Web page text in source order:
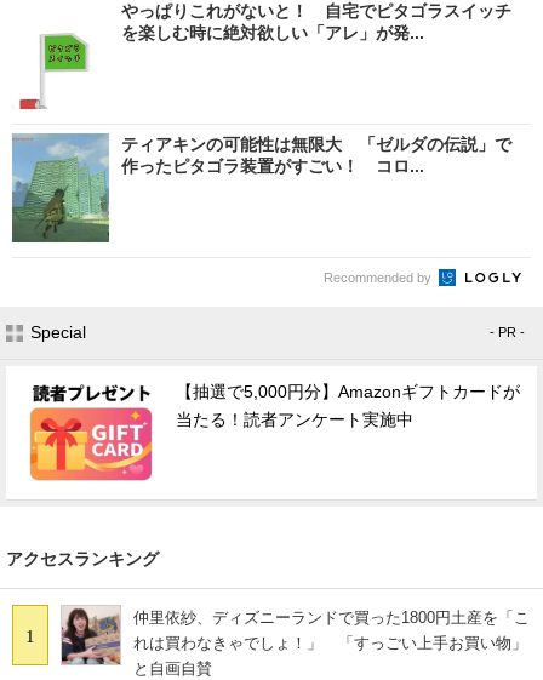
やっぱりこれがないと！ 自宅でピタゴラスイッチ
を楽しむ時に絶対欲しい「アレ」が発...
ティアキンの可能性は無限大 「ゼルダの伝説」で
作ったピタゴラ装置がすごい！ コロ...
Recommended by
Special - PR -
【抽選で5,000円分】Amazonギフトカードが
当たる！読者アンケート実施中
アクセスランキング
1
仲里依紗、ディズニーランドで買った1800円土産を「こ
れは買わなきゃでしょ！」 「すっごい上手お買い物」
と自画自賛